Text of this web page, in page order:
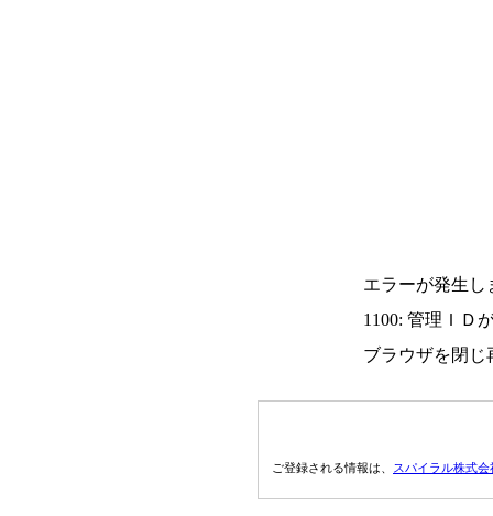
エラーが発生し
1100: 管理ＩＤ
ブラウザを閉じ
ご登録される情報は、 スパイラル株式会